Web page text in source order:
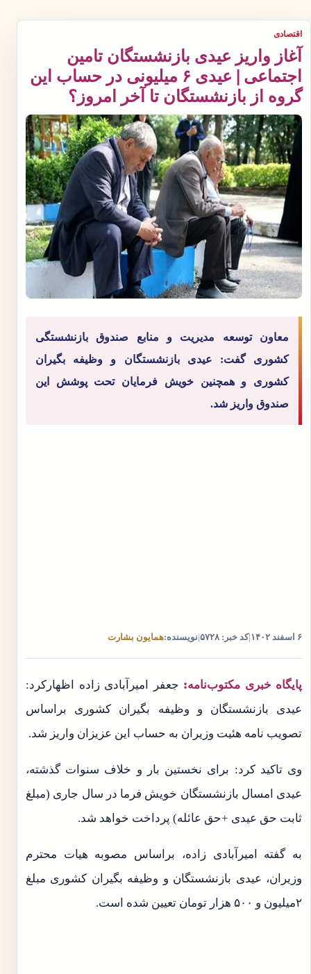
اقتصادی
آغاز واریز عیدی بازنشستگان تامین
اجتماعی | عیدی ۶ میلیونی در حساب این
گروه از بازنشستگان تا آخر امروز؟
معاون توسعه مدیریت و منابع صندوق بازنشستگی
کشوری گفت: عیدی بازنشستگان و وظیفه بگیران
کشوری و همچنین خویش فرمایان تحت پوشش این
صندوق واریز شد.
۶ اسفند ۱۴۰۲ |کد خبر: ۵۷۲۸ نویسنده:همایون بشارت
پایگاه خبری مکتوب‌نامه: جعفر امیرآبادی زاده اظهارکرد:
عیدی بازنشستگان و وظیفه بگیران کشوری براساس
تصویب نامه هئیت وزیران به حساب این عزیزان واریز شد.
وی تاکید کرد: برای نخستین بار و خلاف سنوات گذشته،
عیدی امسال بازنشستگان خویش فرما در سال جاری (مبلغ
ثابت حق عیدی +حق عائله) پرداخت خواهد شد.
به گفته امیرآبادی زاده، براساس مصوبه هیات محترم
وزیران، عیدی بازنشستگان و وظیفه بگیران کشوری مبلغ
۲میلیون و ۵۰۰ هزار تومان تعیین شده است.